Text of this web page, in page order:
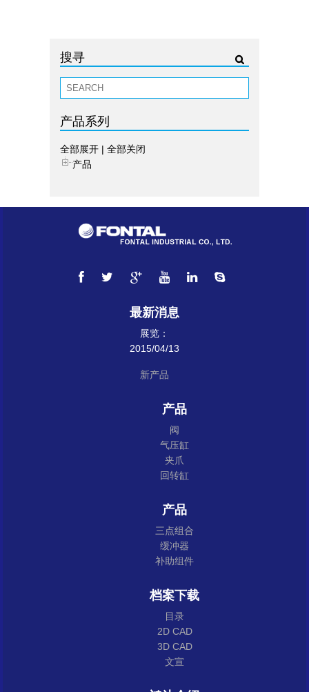
搜寻
产品系列
全部展开 | 全部关闭
产品
最新消息
展览：
2015/04/13
新产品
产品
阀
气压缸
夹爪
回转缸
产品
三点组合
缓冲器
补助组件
档案下载
目录
2D CAD
3D CAD
文宣